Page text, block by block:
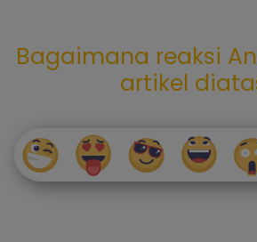
Bagaimana reaksi
artikel